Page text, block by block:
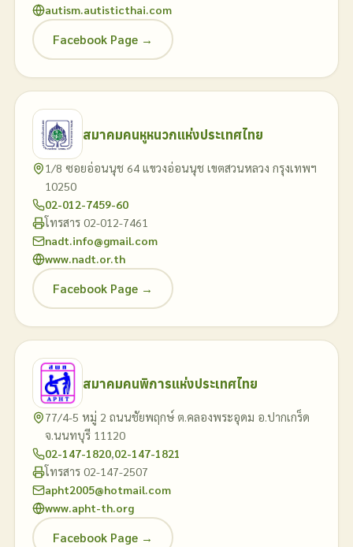
autism.autisticthai.com
Facebook Page →
สมาคมคนหูหนวกแห่งประเทศไทย
1/8 ซอยอ่อนนุช 64 แขวงอ่อนนุช เขตสวนหลวง กรุงเทพฯ
10250
02-012-7459-60
โทรสาร 02-012-7461
nadt.info@gmail.com
www.nadt.or.th
Facebook Page →
สมาคมคนพิการแห่งประเทศไทย
77/4-5 หมู่ 2 ถนนชัยพฤกษ์ ต.คลองพระอุดม อ.ปากเกร็ด
จ.นนทบุรี 11120
02-147-1820,02-147-1821
โทรสาร 02-147-2507
apht2005@hotmail.com
www.apht-th.org
Facebook Page →